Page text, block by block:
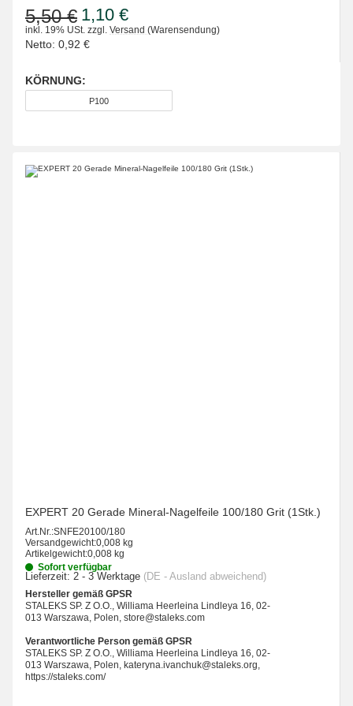
1,10 €
5,50 €
inkl. 19% USt. zzgl. Versand (Warensendung)
Netto: 0,92 €
KÖRNUNG:
wählen P100
EXPERT 20 Gerade Mineral-Nagelfeile 100/180 Grit (1Stk.)
Art.Nr.:SNFE20100/180
Versandgewicht:0,008 kg
Artikelgewicht:0,008 kg
Sofort verfügbar
Lieferzeit: 2 - 3 Werktage (DE - Ausland abweichend)
Hersteller gemäß GPSR
STALEKS SP. Z O.O., Williama Heerleina Lindleya 16, 02-
013 Warszawa, Polen, store@staleks.com
Verantwortliche Person gemäß GPSR
STALEKS SP. Z O.O., Williama Heerleina Lindleya 16, 02-
013 Warszawa, Polen, kateryna.ivanchuk@staleks.org,
https://staleks.com/